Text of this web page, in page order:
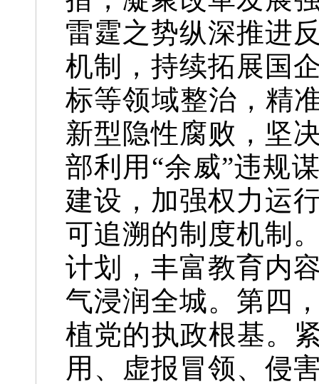
雷霆之势纵深推进
机制，持续拓展国
标等领域整治，精
新型隐性腐败，坚
部利用“余威”违规
建设，加强权力运
可追溯的制度机制
计划，丰富教育内
气浸润全城。 第四
植党的执政根基。
用、虚报冒领、侵